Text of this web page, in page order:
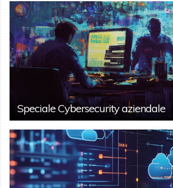
Speciale Cybersecurity aziendale